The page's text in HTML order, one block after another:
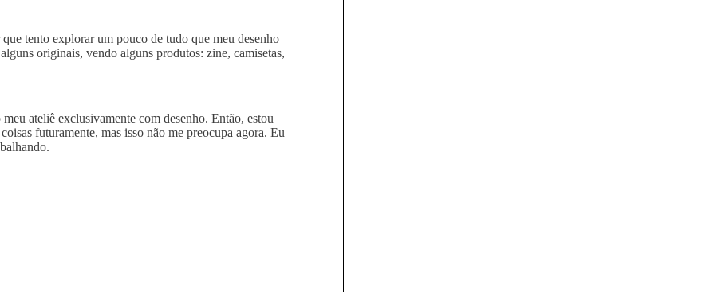
tento explorar um pouco de tudo que meu desenho
originais, vendo alguns produtos: zine, camisetas,
ateliê exclusivamente com desenho. Então, estou
futuramente, mas isso não me preocupa agora. Eu